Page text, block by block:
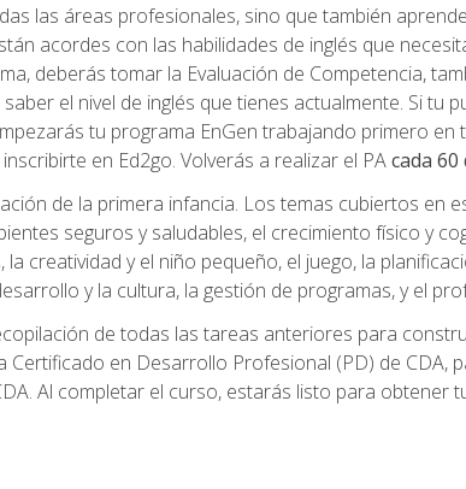
las áreas profesionales, sino que también
acordes con las habilidades de inglés que
deberás tomar la Evaluación de Competencia,
el nivel de inglés que tienes actualmente. Si tu
tu programa EnGen trabajando primero en
en Ed2go. Volverás a realizar el PAcada 60
de la primera infancia. Los temas cubiertos en
seguros y saludables, el crecimiento físico y
creatividad y el niño pequeño, el juego, la
y la cultura, la gestión de programas, y el
de todas las tareas anteriores para
en Desarrollo Profesional (PD) de CDA,
Al completar el curso, estarás listo para obtener